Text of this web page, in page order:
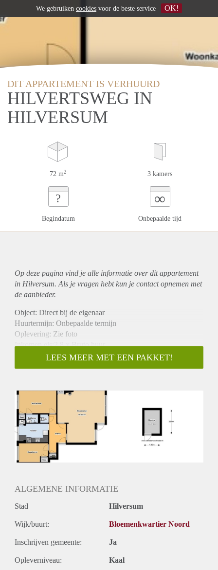
DIT APPARTEMENT IS VERHUURD
HILVERTSWEG IN
HILVERSUM
72 m2 3 kamers
?
Begindatum
∞
Onbepaalde tijd
Op deze pagina vind je alle informatie over ditappartement
in Hilversum. Als je vragen hebt kun je contact opnemen met
de aanbieder.
Object: Direct bij de eigenaar
Huurtermijn: Onbepaalde termijn
Oplevering: Zie foto
Inkomen eis:2,8 x Bruto huur
Garantiestelling mogelijk: Ja
Borg: 1 Maand
Huisdieren toegestaan: Afhankelijk van de Eigenaar
Huurtoeslag grens: Nee
Geschikt voor studenten: Afhankelijk van de Eigenaar
LEES MEER MET EEN PAKKET!
ALGEMENE INFORMATIE
Stad Hilversum
Wijk/buurt: Bloemenkwartier Noord
Inschrijven gemeente: Ja
Opleverniveau: Kaal
We gebruiken cookies voor de beste service OK!